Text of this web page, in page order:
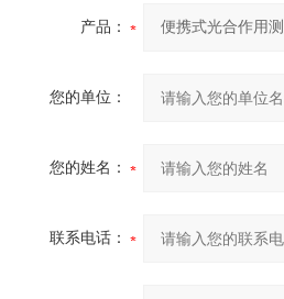
产品：
您的单位：
您的姓名：
联系电话：